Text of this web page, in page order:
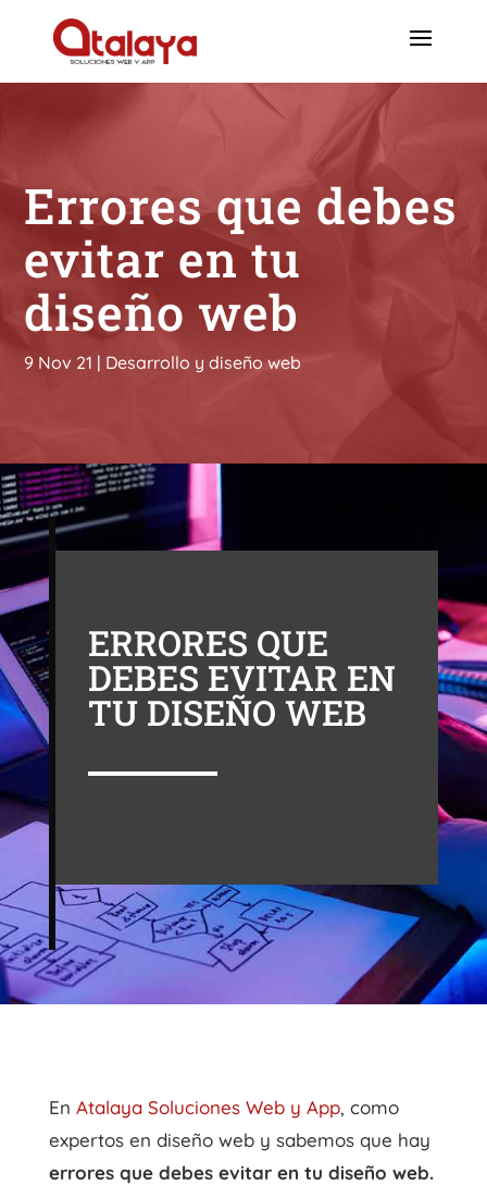
Errores que debes
evitar en tu
diseño web
9 Nov 21 | Desarrollo y diseño web
ERRORES QUE
DEBES EVITAR EN
TU DISEÑO WEB
En Atalaya Soluciones Web y App, como
expertos en diseño web y sabemos que hay
errores que debes evitar en tu diseño web.